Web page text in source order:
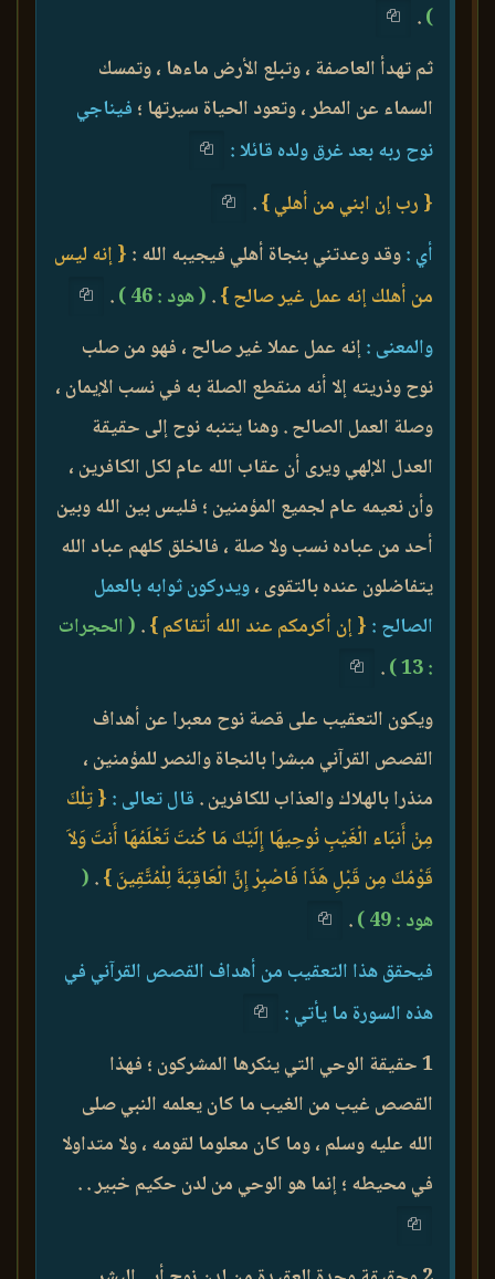
)
.
ثم تهدأ العاصفة ، وتبلع الأرض ماءها ، وتمسك
السماء عن المطر ، وتعود الحياة سيرتها ؛ فيناجي
نوح ربه بعد غرق ولده قائلا :
{ رب إن ابني من أهلي }.
أي :وقد وعدتني بنجاة أهلي فيجيبه الله : { إنه ليس
من أهلك إنه عمل غير صالح }. ( هود : 46 )
.
والمعنى :إنه عمل عملا غير صالح ، فهو من صلب
نوح وذريته إلا أنه منقطع الصلة به في نسب الإيمان ،
وصلة العمل الصالح . وهنا يتنبه نوح إلى حقيقة
العدل الإلهي ويرى أن عقاب الله عام لكل الكافرين ،
وأن نعيمه عام لجميع المؤمنين ؛ فليس بين الله وبين
أحد من عباده نسب ولا صلة ، فالخلق كلهم عباد الله
يتفاضلون عنده بالتقوى ،ويدركون ثوابه بالعمل
الصالح : { إن أكرمكم عند الله أتقاكم }. ( الحجرات
: 13 )
.
ويكون التعقيب على قصة نوح معبرا عن أهداف
القصص القرآني مبشرا بالنجاة والنصر للمؤمنين ،
منذرا بالهلاك والعذاب للكافرين . قال تعالى : { تِلْكَ
مِنْ أَنبَاء الْغَيْبِ نُوحِيهَا إِلَيْكَ مَا كُنتَ تَعْلَمُهَا أَنتَ وَلاَ
قَوْمُكَ مِن قَبْلِ هَذَا فَاصْبِرْ إِنَّ الْعَاقِبَةَ لِلْمُتَّقِينَ }.
(
هود : 49 )
.
فيحقق هذا التعقيب من أهداف القصص القرآني في
هذه السورة ما يأتي :
1 حقيقة الوحي التي ينكرها المشركون ؛ فهذا
القصص غيب من الغيب ما كان يعلمه النبي صلى
الله عليه وسلم ، وما كان معلوما لقومه ، ولا متداولا
في محيطه ؛ إنما هو الوحي من لدن حكيم خبير . .